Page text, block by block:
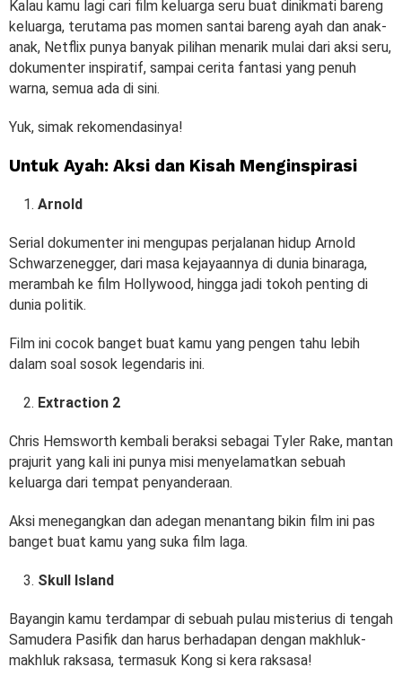
Kalau kamu lagi cari film keluarga seru buat dinikmati bareng
keluarga, terutama pas momen santai bareng ayah dan anak-
anak, Netflix punya banyak pilihan menarik mulai dari aksi seru,
dokumenter inspiratif, sampai cerita fantasi yang penuh
warna, semua ada di sini.
Yuk, simak rekomendasinya!
Untuk Ayah: Aksi dan Kisah Menginspirasi
Arnold
Serial dokumenter ini mengupas perjalanan hidup Arnold
Schwarzenegger, dari masa kejayaannya di dunia binaraga,
merambah ke film Hollywood, hingga jadi tokoh penting di
dunia politik.
Film ini cocok banget buat kamu yang pengen tahu lebih
dalam soal sosok legendaris ini.
Extraction 2
Chris Hemsworth kembali beraksi sebagai Tyler Rake, mantan
prajurit yang kali ini punya misi menyelamatkan sebuah
keluarga dari tempat penyanderaan.
Aksi menegangkan dan adegan menantang bikin film ini pas
banget buat kamu yang suka film laga.
Skull Island
Bayangin kamu terdampar di sebuah pulau misterius di tengah
Samudera Pasifik dan harus berhadapan dengan makhluk-
makhluk raksasa, termasuk Kong si kera raksasa!